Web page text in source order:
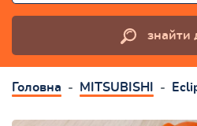
знайти
Головна MITSUBISHI